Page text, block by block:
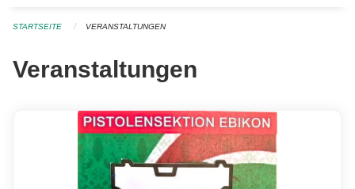
STARTSEITE VERANSTALTUNGEN
Veranstaltungen